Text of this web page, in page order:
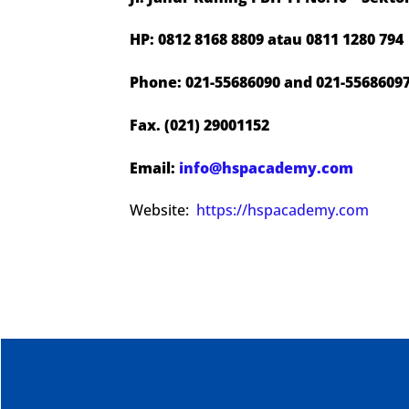
HP: 0812 8168 8809 atau 0811 1280 794
Phone: 021-55686090 and 021-
Fax. (021) 29001152
Email: info@hspacademy.com
Website: https://hspacademy.com